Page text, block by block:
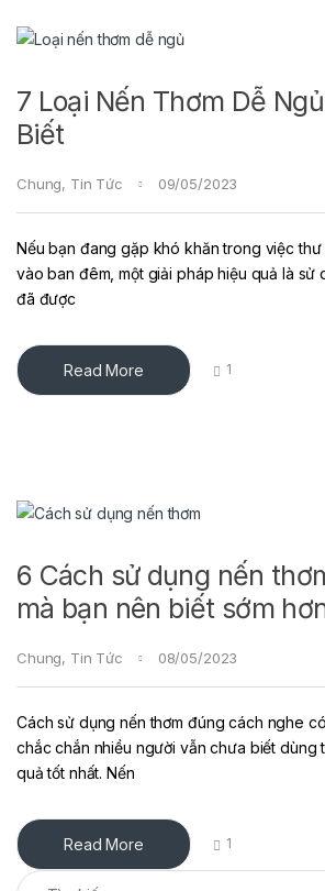
7 Loại Nến Thơm Dễ
Biết
Chung, Tin Tức 09/05/2023
Nếu bạn đang gặp khó khăn trong việc
vào ban đêm, một giải pháp hiệu quả là sử
đã được
Read More 1
6 Cách sử dụng nến
mà bạn nên biết sớm
Chung, Tin Tức 08/05/2023
Cách sử dụng nến thơm đúng cách nghe
chắc chắn nhiều người vẫn chưa biết dùng
quả tốt nhất. Nến
Read More 1
Tìm kiếm cho: